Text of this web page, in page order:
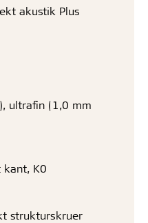
akustik Plus
ultrafin (1,0 mm
kant, K0
strukturskruer